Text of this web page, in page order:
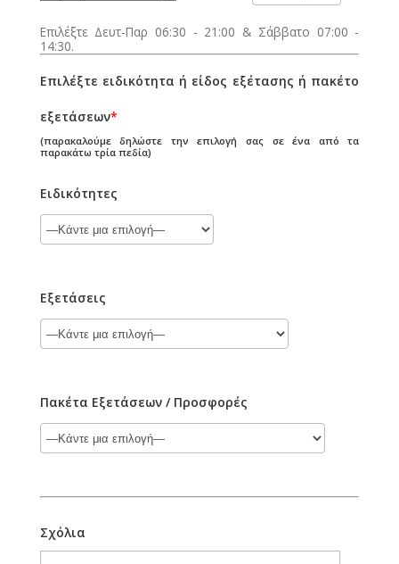
Επιλέξτε Δευτ-Παρ 06:30 - 21:00 & Σάββατο 07:00 -
14:30.
Επιλέξτε ειδικότητα ή είδος εξέτασης ή πακέτο
εξετάσεων*
(παρακαλούμε δηλώστε την επιλογή σας σε ένα από τα
παρακάτω τρία πεδία)
Ειδικότητες
Εξετάσεις
Πακέτα Εξετάσεων / Προσφορές
Σχόλια